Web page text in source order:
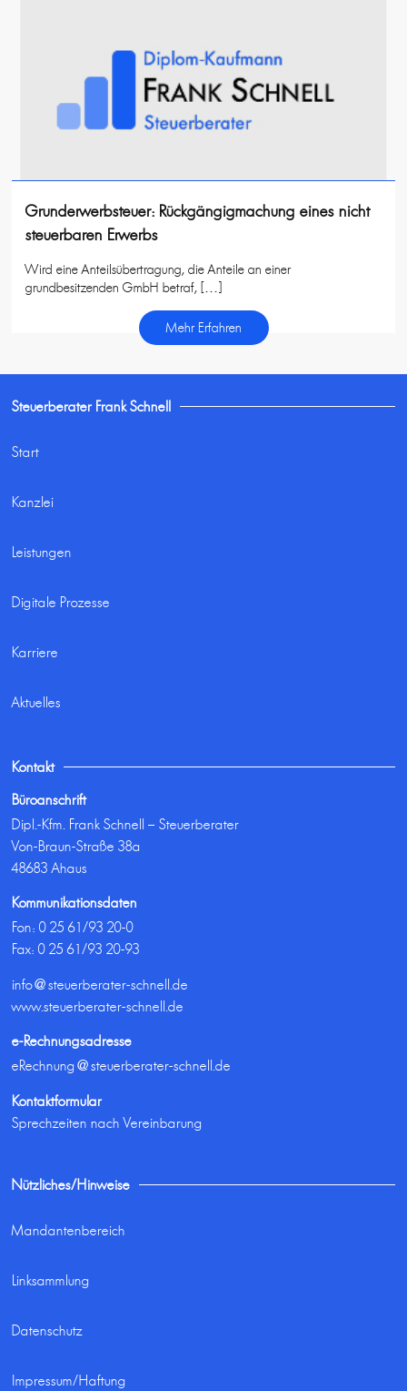
Grunderwerbsteuer: Rückgängigmachung eines nicht
steuerbaren Erwerbs
Wird eine Anteilsübertragung, die Anteile an einer
grundbesitzenden GmbH betraf, […]
Mehr Erfahren
Steuerberater Frank Schnell
Start
Kanzlei
Leistungen
Digitale Prozesse
Karriere
Aktuelles
Kontakt
Büroanschrift
Dipl.-Kfm. Frank Schnell – Steuerberater
Von-Braun-Straße 38a
48683 Ahaus
Kommunikationsdaten
Fon:0 25 61/93 20-0
Fax: 0 25 61/93 20-93
info@steuerberater-schnell.de
www.steuerberater-schnell.de
e-Rechnungsadresse
eRechnung@steuerberater-schnell.de
Kontaktformular
Sprechzeiten nach Vereinbarung
Nützliches/Hinweise
Mandantenbereich
Linksammlung
Datenschutz
Impressum/Haftung